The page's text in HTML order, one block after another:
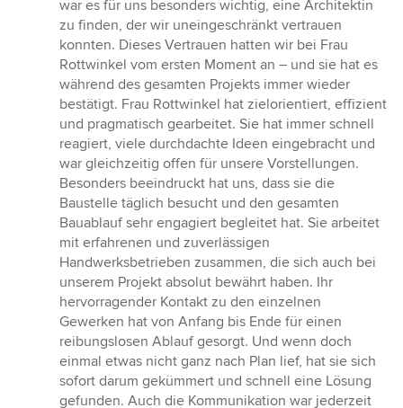
war es für uns besonders wichtig, eine Architektin
zu finden, der wir uneingeschränkt vertrauen
konnten. Dieses Vertrauen hatten wir bei Frau
Rottwinkel vom ersten Moment an – und sie hat es
während des gesamten Projekts immer wieder
bestätigt. Frau Rottwinkel hat zielorientiert, effizient
und pragmatisch gearbeitet. Sie hat immer schnell
reagiert, viele durchdachte Ideen eingebracht und
war gleichzeitig offen für unsere Vorstellungen.
Besonders beeindruckt hat uns, dass sie die
Baustelle täglich besucht und den gesamten
Bauablauf sehr engagiert begleitet hat. Sie arbeitet
mit erfahrenen und zuverlässigen
Handwerksbetrieben zusammen, die sich auch bei
unserem Projekt absolut bewährt haben. Ihr
hervorragender Kontakt zu den einzelnen
Gewerken hat von Anfang bis Ende für einen
reibungslosen Ablauf gesorgt. Und wenn doch
einmal etwas nicht ganz nach Plan lief, hat sie sich
sofort darum gekümmert und schnell eine Lösung
gefunden. Auch die Kommunikation war jederzeit